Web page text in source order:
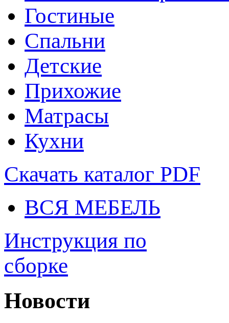
Гостиные
Спальни
Детские
Прихожие
Матрасы
Кухни
Скачать каталог PDF
ВСЯ МЕБЕЛЬ
Инструкция по
сборке
Новости